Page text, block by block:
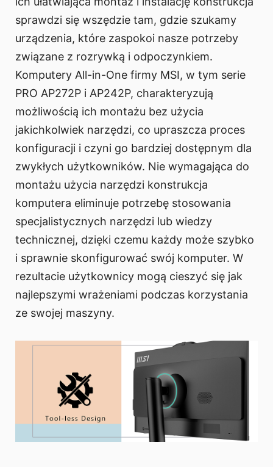
sprawdzi się wszędzie tam, gdzie szukamy
urządzenia, które zaspokoi nasze potrzeby
związane z rozrywką i odpoczynkiem.
Komputery All-in-One firmy MSI, w tym serie
PRO AP272P i AP242P, charakteryzują
możliwością ich montażu bez użycia
jakichkolwiek narzędzi, co upraszcza proces
konfiguracji i czyni go bardziej dostępnym dla
zwykłych użytkowników. Nie wymagająca do
montażu użycia narzędzi konstrukcja
komputera eliminuje potrzebę stosowania
specjalistycznych narzędzi lub wiedzy
technicznej, dzięki czemu każdy może szybko
i sprawnie skonfigurować swój komputer. W
rezultacie użytkownicy mogą cieszyć się jak
najlepszymi wrażeniami podczas korzystania
ze swojej maszyny.